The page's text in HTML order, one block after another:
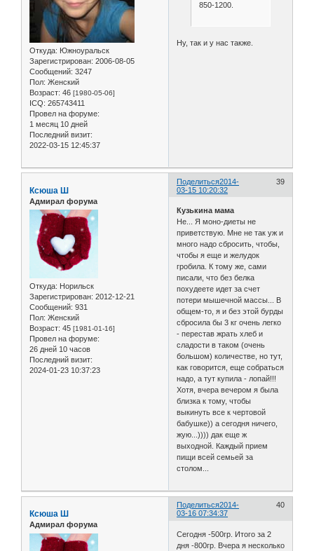
Откуда: Южноуральск
Зарегистрирован: 2006-08-05
Сообщений: 3247
Пол: Женский
Возраст: 46 [1980-05-06]
ICQ: 265743411
Провел на форуме:
1 месяц 10 дней
Последний визит:
2022-03-15 12:45:37
850-1200.
Ну, так и у нас также.
Поделиться 39
2014-
03-15 10:20:32
Ксюша Ш
Адмирал форума
Откуда: Норильск
Зарегистрирован: 2012-12-21
Сообщений: 931
Пол: Женский
Возраст: 45 [1981-01-16]
Провел на форуме:
26 дней 10 часов
Последний визит:
2024-01-23 10:37:23
Кузькина мама
Не... Я моно-диеты не
приветствую. Мне не так уж и
много надо сбросить, чтобы,
чтобы я еще и желудок
гробила. К тому же, сами
писали, что без белка
похудеете идет за счет
потери мышечной массы... В
общем-то, я и без этой бурды
сбросила бы 3 кг очень легко
- перестав жрать хлеб и
сладости в таком (очень
большом) количестве, но тут,
как говорится, еще собраться
надо, а тут купила - лопай!!!
Хотя, вчера вечером я была
близка к тому, чтобы
выкинуть все к чертовой
бабушке)) а сегодня ничего,
жую...)))) дак еще ж
выходной. Каждый прием
пищи всей семьей за
столом...
Поделиться 40
2014-
03-16 07:34:37
Ксюша Ш
Адмирал форума
Сегодня -500гр. Итого за 2
дня -800гр. Вчера я несколько